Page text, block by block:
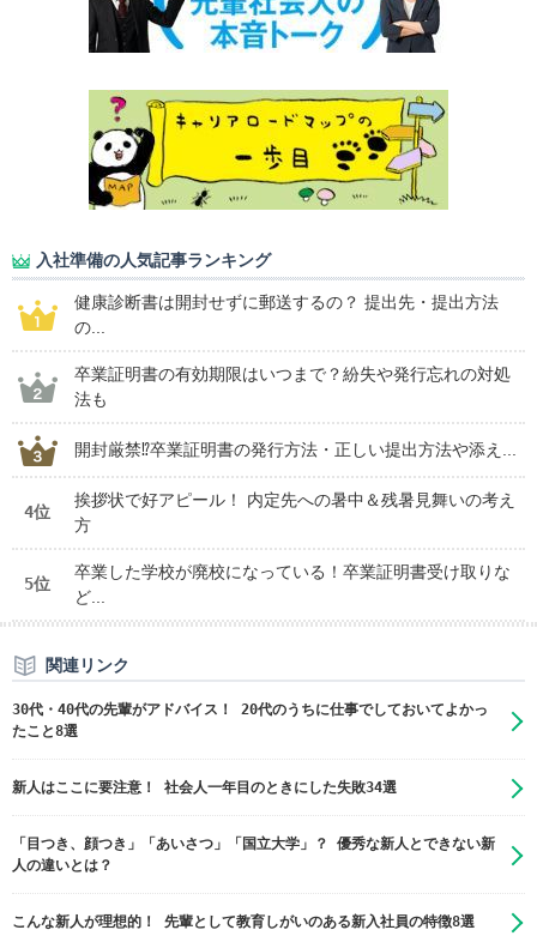
入社準備の人気記事ランキング
健康診断書は開封せずに郵送するの？ 提出先・提出方法
の...
卒業証明書の有効期限はいつまで？紛失や発行忘れの対処
法も
開封厳禁⁉卒業証明書の発行方法・正しい提出方法や添え...
4位
挨拶状で好アピール！ 内定先への暑中＆残暑見舞いの考え
方
5位
卒業した学校が廃校になっている！卒業証明書受け取りな
ど...
関連リンク
30代・40代の先輩がアドバイス！ 20代のうちに仕事でしておいてよかっ
たこと8選
新人はここに要注意！ 社会人一年目のときにした失敗34選
「目つき、顔つき」「あいさつ」「国立大学」？ 優秀な新人とできない新
人の違いとは？
こんな新人が理想的！ 先輩として教育しがいのある新入社員の特徴8選